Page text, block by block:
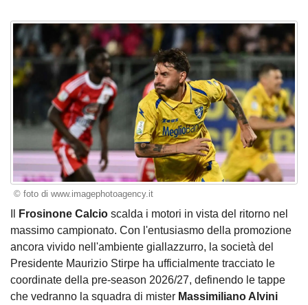
© foto di www.imagephotoagency.it
Frosinone Calcio scalda i motori in vista del ritorno nel
massimo campionato. Con l'entusiasmo della promozione
ancora vivido nell'ambiente giallazzurro, la società del
Presidente Maurizio Stirpe ha ufficialmente tracciato le
coordinate della pre-season 2026/27, definendo le tappe
che vedranno la squadra di mister Massimiliano Alvini